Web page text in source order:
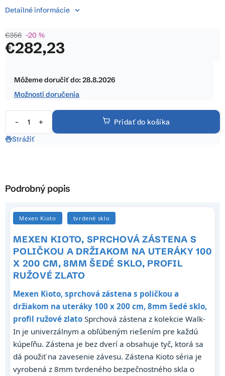
€356 –20 %
€282,23
cena:
Môžeme doručiť do:28.8.2026
Možnosti doručenia
Pridať do košíka
Detailné informácie
Strážiť
Podrobný popis
Mexen Kioto tvrdené sklo
MEXEN KIOTO, SPRCHOVÁ ZÁSTENA S
POLIČKOU A DRŽIAKOM NA UTERÁKY 100
X 200 CM, 8MM ŠEDÉ SKLO, PROFIL
RUŽOVÉ ZLATO
Mexen Kioto, sprchová zástena s poličkou a
držiakom na uteráky 100 x 200 cm, 8mm šedé sklo,
profil ružové zlato Sprchová zástena z kolekcie Walk-
In je univerzálnym a obľúbeným riešením pre každú
kúpeľňu. Zástena je bez dverí a obsahuje tyč, ktorá sa
dá použiť na zavesenie závesu. Zástena Kioto séria je
vyrobená z 8mm tvrdeného bezpečnostného skla o